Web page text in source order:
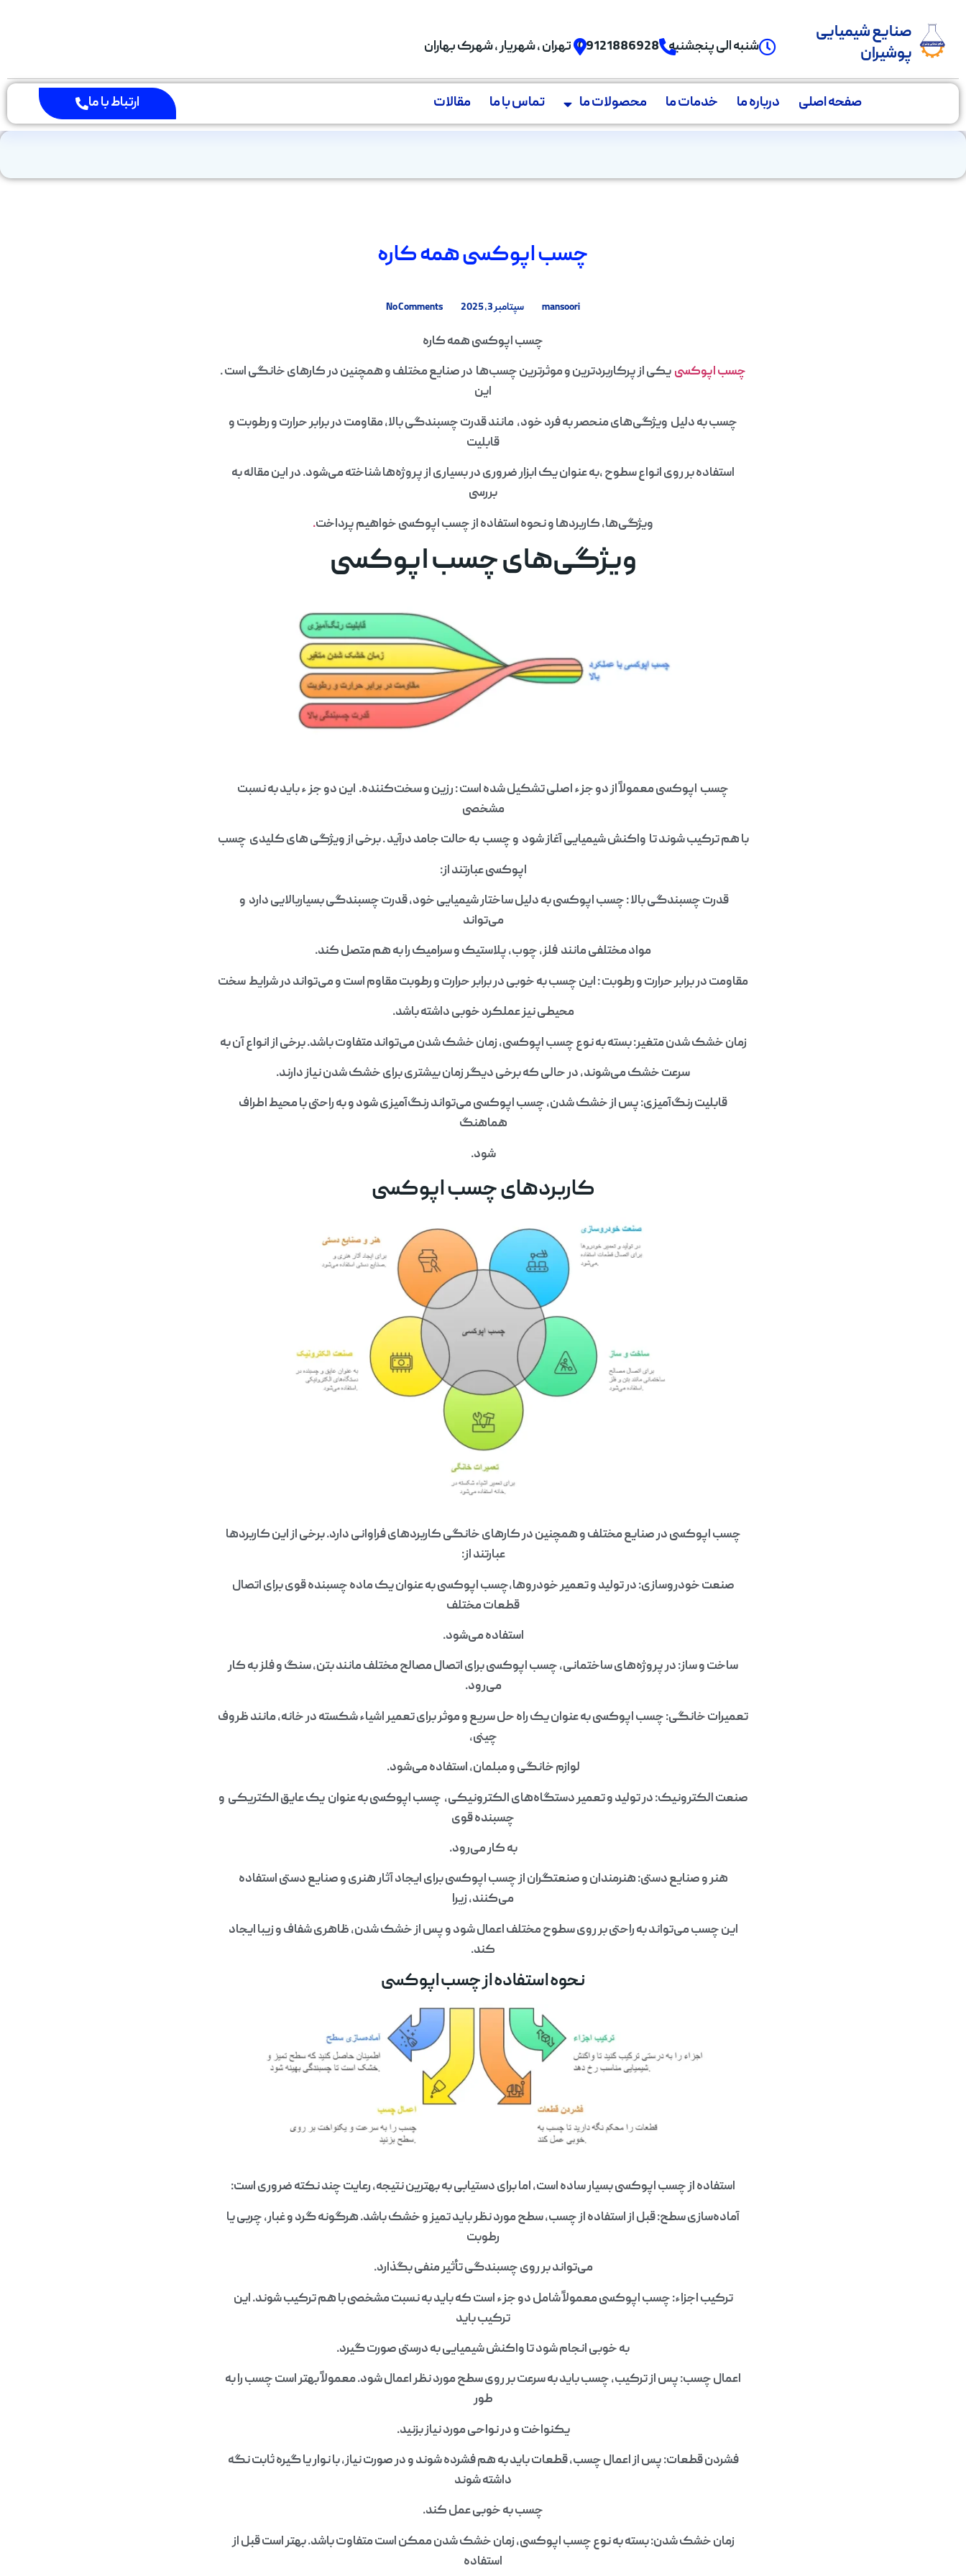
صنایع شیمیایی
پوشیران
شنبه الی پنجشنبه 09121886928 تهران , شهریار , شهرک بهاران
صفحه اصلی درباره ما خدمات ما محصولات ما تماس با ما مقالات ارتباط با ما
چسب اپوکسی همه کاره
mansoori سپتامبر 3, 2025 No Comments
چسب اپوکسی همه کاره
چسب اپوکسی یکی از پرکاربردترین و موثرترین چسب‌ها در صنایع مختلف و همچنین در کارهای خانگی است .
این
چسب به دلیل ویژگی‌های منحصر به فرد خود، مانند قدرت چسبندگی بالا، مقاومت در برابر حرارت و رطوبت و
قابلیت
استفاده بر روی انواع سطوح ،به عنوان یک ابزار ضروری در بسیاری از پروژه‌ها شناخته می‌شود. در این مقاله به
بررسی
ویژگی‌ها، کاربردها و نحوه استفاده از چسب اپوکسی خواهیم پرداخت.
ویژگی‌های چسب اپوکسی
چسب اپوکسی معمولاً از دو جزء اصلی تشکیل شده است : رزین و سخت‌کننده. این دو جز ء باید به نسبت
مشخصی
با هم ترکیب شوند تا واکنش شیمیایی آغاز شود و چسب به حالت جامد درآید . برخی از ویژگی‌ های کلیدی چسب
اپوکسی عبارتند از:
قدرت چسبندگی بالا : چسب اپوکسی به دلیل ساختار شیمیایی خود، قدرت چسبندگی بسیاربالایی دارد و
می‌تواند
مواد مختلفی مانند فلز، چوب، پلاستیک و سرامیک را به هم متصل کند.
مقاومت در برابر حرارت و رطوبت : این چسب به خوبی در برابر حرارت و رطوبت مقاوم است و می‌تواند در شرایط سخت
محیطی نیز عملکرد خوبی داشته باشد.
زمان خشک شدن متغیر: بسته به نوع چسب اپوکسی، زمان خشک شدن می‌تواند متفاوت باشد. برخی از انواع آن به
سرعت خشک می‌شوند، در حالی که برخی دیگر زمان بیشتری برای خشک شدن نیاز دارند.
قابلیت رنگ‌آمیزی: پس از خشک شدن، چسب اپوکسی می‌تواند رنگ‌آمیزی شود و به راحتی با محیط اطراف
هماهنگ
شود.
کاربردهای چسب اپوکسی
چسب اپوکسی در صنایع مختلف و همچنین در کارهای خانگی کاربردهای فراوانی دارد. برخی از این کاربردها
عبارتند از:
صنعت خودروسازی: در تولید و تعمیر خودروها،چسب اپوکسی به عنوان یک ماده چسبنده قوی برای اتصال
قطعات مختلف
استفاده می‌شود.
ساخت و ساز: در پروژه‌های ساختمانی، چسب اپوکسی برای اتصال مصالح مختلف مانند بتن، سنگ و فلز به کار
می‌رود.
تعمیرات خانگی: چسب اپوکسی به عنوان یک راه حل سریع و موثر برای تعمیر اشیاء شکسته در خانه، مانند ظروف
چینی،
لوازم خانگی و مبلمان، استفاده می‌شود.
صنعت الکترونیک: در تولید و تعمیر دستگاه‌های الکترونیکی، چسب اپوکسی به عنوان یک عایق الکتریکی و
چسبنده قوی
به کار می‌رود.
هنر و صنایع دستی: هنرمندان و صنعتگران از چسب اپوکسی برای ایجاد آثار هنری و صنایع دستی استفاده
می‌کنند، زیرا
این چسب می‌تواند به راحتی بر روی سطوح مختلف اعمال شود و پس از خشک شدن، ظاهری شفاف و زیبا ایجاد
کند.
نحوه استفاده از چسب اپوکسی
استفاده از چسب اپوکسی بسیار ساده است، اما برای دستیابی به بهترین نتیجه، رعایت چند نکته ضروری است:
آماده‌سازی سطح: قبل از استفاده از چسب، سطح مورد نظر باید تمیز و خشک باشد. هرگونه گرد و غبار، چربی یا
رطوبت
می‌تواند بر روی چسبندگی تأثیر منفی بگذارد.
ترکیب اجزاء: چسب اپوکسی معمولاً شامل دو جزء است که باید به نسبت مشخصی با هم ترکیب شوند. این
ترکیب باید
به خوبی انجام شود تا واکنش شیمیایی به درستی صورت گیرد.
اعمال چسب: پس از ترکیب، چسب باید به سرعت بر روی سطح مورد نظر اعمال شود. معمولاً بهتر است چسب را به
طور
یکنواخت و در نواحی مورد نیاز بزنید.
فشردن قطعات: پس از اعمال چسب، قطعات باید به هم فشرده شوند و در صورت نیاز، با نوار یا گیره ثابت نگه
داشته شوند
چسب به خوبی عمل کند.
زمان خشک شدن: بسته به نوع چسب اپوکسی، زمان خشک شدن ممکن است متفاوت باشد. بهتر است قبل از
استفاده